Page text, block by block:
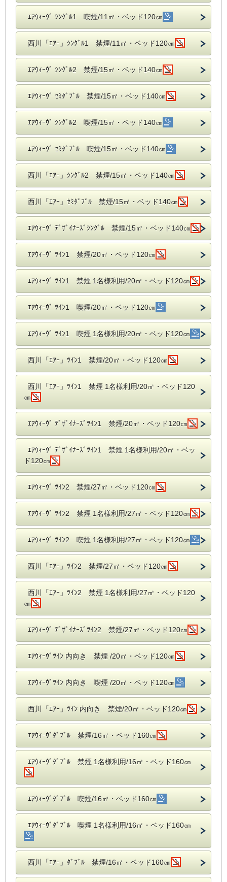
ｴｱｳｨｰｳﾞ ｼﾝｸﾞﾙ1 喫煙/11㎡・ベッド120㎝
西川「ｴｱｰ」ｼﾝｸﾞﾙ1 禁煙/11㎡・ベッド120㎝
ｴｱｳｨｰｳﾞ ｼﾝｸﾞﾙ2 禁煙/15㎡・ベッド140㎝
ｴｱｳｨｰｳﾞ ｾﾐﾀﾞﾌﾞﾙ 禁煙/15㎡・ベッド140㎝
ｴｱｳｨｰｳﾞ ｼﾝｸﾞﾙ2 喫煙/15㎡・ベッド140㎝
ｴｱｳｨｰｳﾞ ｾﾐﾀﾞﾌﾞﾙ 喫煙/15㎡・ベッド140㎝
西川「ｴｱｰ」ｼﾝｸﾞﾙ2 禁煙/15㎡・ベッド140㎝
西川「ｴｱｰ」ｾﾐﾀﾞﾌﾞﾙ 禁煙/15㎡・ベッド140㎝
ｴｱｳｨｰｳﾞ ﾃﾞｻﾞｲﾅｰｽﾞｼﾝｸﾞﾙ 禁煙/15㎡・ベッド140㎝
ｴｱｳｨｰｳﾞ ﾂｲﾝ1 禁煙/20㎡・ベッド120㎝
ｴｱｳｨｰｳﾞ ﾂｲﾝ1 禁煙 1名様利用/20㎡・ベッド120㎝
ｴｱｳｨｰｳﾞ ﾂｲﾝ1 喫煙/20㎡・ベッド120㎝
ｴｱｳｨｰｳﾞ ﾂｲﾝ1 喫煙 1名様利用/20㎡・ベッド120㎝
西川「ｴｱｰ」ﾂｲﾝ1 禁煙/20㎡・ベッド120㎝
西川「ｴｱｰ」ﾂｲﾝ1 禁煙 1名様利用/20㎡・ベッド120
㎝
ｴｱｳｨｰｳﾞ ﾃﾞｻﾞｲﾅｰｽﾞﾂｲﾝ1 禁煙/20㎡・ベッド120㎝
ｴｱｳｨｰｳﾞ ﾃﾞｻﾞｲﾅｰｽﾞﾂｲﾝ1 禁煙 1名様利用/20㎡・ベッ
ド120㎝
ｴｱｳｨｰｳﾞ ﾂｲﾝ2 禁煙/27㎡・ベッド120㎝
ｴｱｳｨｰｳﾞ ﾂｲﾝ2 禁煙 1名様利用/27㎡・ベッド120㎝
ｴｱｳｨｰｳﾞ ﾂｲﾝ2 喫煙 1名様利用/27㎡・ベッド120㎝
西川「ｴｱｰ」ﾂｲﾝ2 禁煙/27㎡・ベッド120㎝
西川「ｴｱｰ」ﾂｲﾝ2 禁煙 1名様利用/27㎡・ベッド120
㎝
ｴｱｳｨｰｳﾞ ﾃﾞｻﾞｲﾅｰｽﾞﾂｲﾝ2 禁煙/27㎡・ベッド120㎝
ｴｱｳｨｰｳﾞﾂｲﾝ 内向き 禁煙 /20㎡・ベッド120㎝
ｴｱｳｨｰｳﾞﾂｲﾝ 内向き 喫煙 /20㎡・ベッド120㎝
西川「ｴｱｰ」ﾂｲﾝ 内向き 禁煙/20㎡・ベッド120㎝
ｴｱｳｨｰｳﾞﾀﾞﾌﾞﾙ 禁煙/16㎡・ベッド160㎝
ｴｱｳｨｰｳﾞﾀﾞﾌﾞﾙ 禁煙 1名様利用/16㎡・ベッド160㎝
ｴｱｳｨｰｳﾞﾀﾞﾌﾞﾙ 喫煙/16㎡・ベッド160㎝
ｴｱｳｨｰｳﾞﾀﾞﾌﾞﾙ 喫煙 1名様利用/16㎡・ベッド160㎝
西川「ｴｱｰ」ﾀﾞﾌﾞﾙ 禁煙/16㎡・ベッド160㎝